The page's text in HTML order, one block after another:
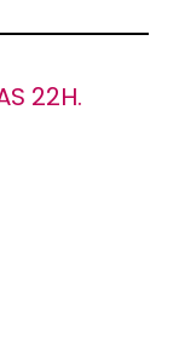
22H.